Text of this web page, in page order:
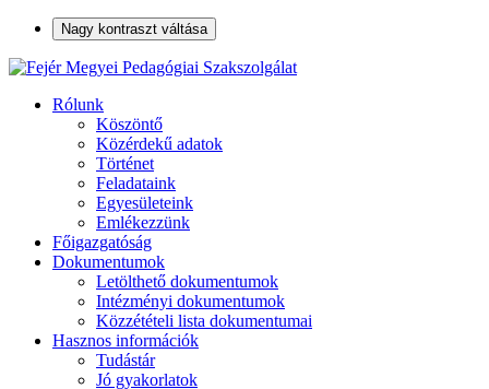
Nagy kontraszt váltása
Rólunk
Köszöntő
Közérdekű adatok
Történet
Feladataink
Egyesületeink
Emlékezzünk
Főigazgatóság
Dokumentumok
Letölthető dokumentumok
Intézményi dokumentumok
Közzétételi lista dokumentumai
Hasznos információk
Tudástár
Jó gyakorlatok